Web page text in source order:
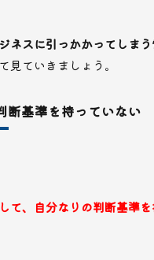
ネスに引っかかってしまう
見ていきましょう。
断基準を持っていない
て、自分なりの判断基準